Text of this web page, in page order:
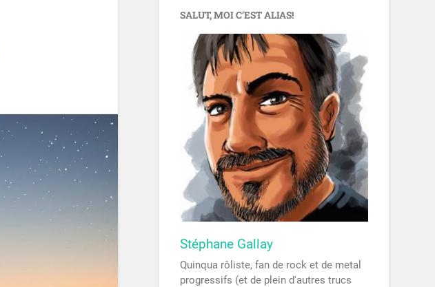
SALUT, MOI C’EST ALIAS!
Stéphane Gallay
Quinqua rôliste, fan de rock et de metal
progressifs (et de plein d'autres trucs